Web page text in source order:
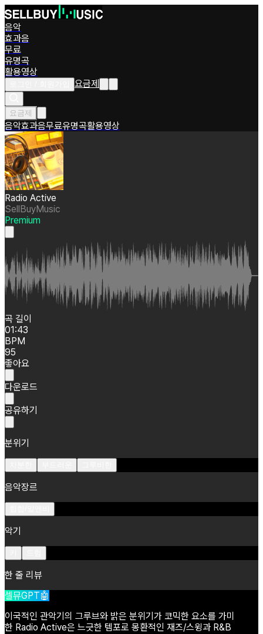
음악
효과음
무료
유명곡
활용영상
요금제
요금제
음악효과음무료유명곡활용영상
Radio Active
SellBuyMusic
Premium
곡 길이
01:43
BPM
95
좋아요
다운로드
공유하기
분위기
음악장르
악기
한 줄 리뷰
셀뮤GPT🤖
이국적인 관악기의 그루브와 밝은 분위기가 코믹한 요소를 가미
한 Radio Active은 느긋한 템포로 몽환적인 재즈/스윙과 R&B